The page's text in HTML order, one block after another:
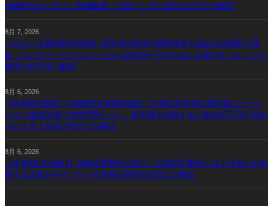
地裁判決から学ぶ「懲戒解雇」の落とし穴を西宮の社労士が解説
8月 7, 2026
【カスハラ最新動向2026】厚労省が薬局の調剤拒否を認める法解釈を通
知！カスタマーハラスメントから従業員を守るために企業がすべきことを
西宮の社労士が解説
8月 6, 2026
【令和8年度版】人材確保等支援助成金（作業員宿舎等設置助成コース）
とは？建設現場に女性専用トイレ・更衣室を設置すると最大90万円が支給
されます｜西宮の社労士が解説
8月 6, 2026
【令和9年4月施行】技能実習制度が廃止！育成就労制度とは？外国人を採
用する企業が今すぐすべき準備を西宮の社労士が解説